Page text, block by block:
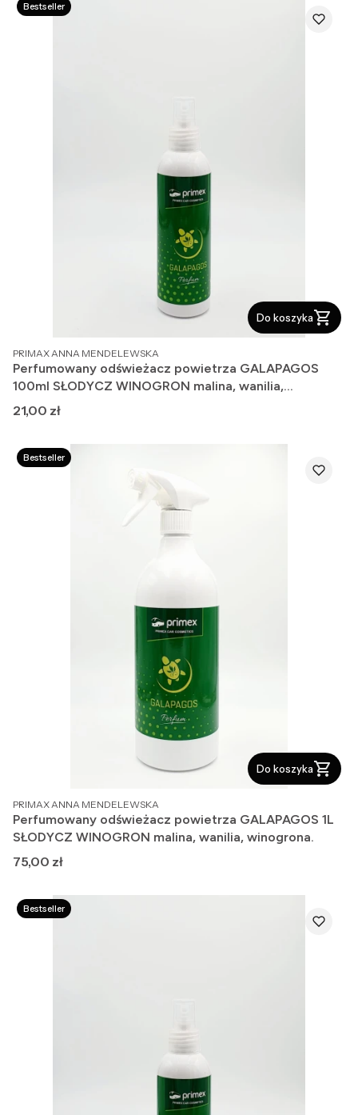
Bestseller
Do koszyka
PRODUCENT
PRIMAX ANNA MENDELEWSKA
Perfumowany odświeżacz powietrza GALAPAGOS
100ml SŁODYCZ WINOGRON malina, wanilia,
winogrona.
Cena
21,00 zł
Bestseller
Do koszyka
PRODUCENT
PRIMAX ANNA MENDELEWSKA
Perfumowany odświeżacz powietrza GALAPAGOS 1L
SŁODYCZ WINOGRON malina, wanilia, winogrona.
Cena
75,00 zł
Bestseller